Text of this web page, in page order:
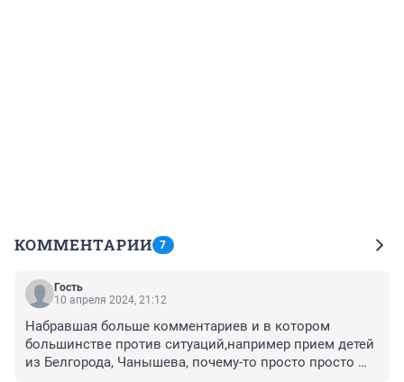
КОММЕНТАРИИ 7
Гость
10 апреля 2024, 21:12
Набравшая больше комментариев и в котором
большинстве против ситуаций,например прием детей
из Белгорода, Чанышева, почему-то просто просто